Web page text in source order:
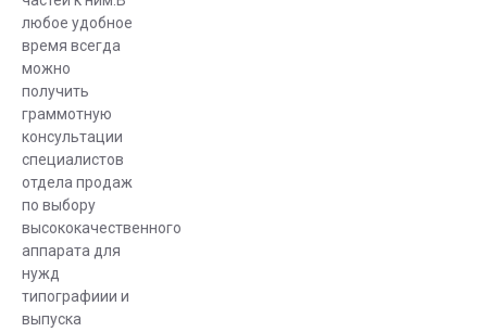
любое удобное
время всегда
можно
получить
граммотную
консультации
специалистов
отдела продаж
по выбору
высококачественного
аппарата для
нужд
типографиии и
выпуска